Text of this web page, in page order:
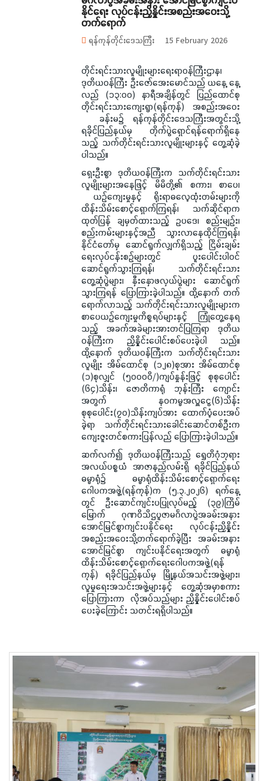
နိုင်ရေး လုပ်ငန်းညှိနှိုင်းအစည်းအဝေးသို့
တက်ရောက်
ရန်ကုန်တိုင်းဒေသကြီး 15 February 2026
တိုင်းရင်းသားလူမျိုးများရေးရာဝန်ကြီးဌာန၊
ဒုတိယဝန်ကြီး ဦးဇော်အေးမောင်သည် ယနေ့ နေ့
လည် (၁၃:၀၀) နာရီအချိန်တွင် ပြည်ထောင်စု
တိုင်းရင်းသားကျေးရွာ(ရန်ကုန်) အစည်းအဝေး
ခန်းမ၌ ရန်ကုန်တိုင်းဒေသကြီးအတွင်းသို့
ရခိုင်ပြည်နယ်မှ တိုက်ပွဲရှောင်ရန်ရောက်ရှိနေ
သည့် သက်တိုင်းရင်းသားလူမျိုးများနှင့် တွေ့ဆုံခဲ့
ပါသည်။
ရှေးဦးစွာ ဒုတိယဝန်ကြီးက သက်တိုင်းရင်းသား
လူမျိုးများအနေဖြင့် မိမိတို့၏ စကား၊ စာပေ၊
ယဉ်ကျေးမှုနှင့် ရိုးရာဓလေ့ထုံးတမ်းများကို
ထိန်းသိမ်းစောင့်ရှောက်ကြရန်၊ သက်ဆိုင်ရာက
ထုတ်ပြန် ချမှတ်ထားသည့် ဥပဒေ၊ စည်းမျဉ်း၊
စည်းကမ်းများနှင့်အညီ သွားလာနေထိုင်ကြရန်၊
နိုင်ငံတော်မှ ဆောင်ရွက်လျှက်ရှိသည့် ငြိမ်းချမ်း
ရေးလုပ်ငန်းစဉ်များတွင် ပူးပေါင်းပါဝင်
ဆောင်ရွက်သွားကြရန်၊ သက်တိုင်းရင်းသား
တွေ့ဆုံပွဲများ၊ နှီးနှောဖလှယ်ပွဲများ ဆောင်ရွက်
သွားကြရန် ပြောကြားခဲ့ပါသည်။ ထို့နောက် တက်
ရောက်လာသည့် သက်တိုင်းရင်းသားလူမျိုးများက
စာပေယဉ်ကျေးမှုကိစ္စရပ်များနှင့် ကြုံတွေ့နေရ
သည့် အခက်အခဲများအားတင်ပြကြရာ ဒုတိယ
ဝန်ကြီးက ညှိနှိုင်းပေါင်းစပ်ပေးခဲ့ပါ သည်။
ထို့နောက် ဒုတိယဝန်ကြီးက သက်တိုင်းရင်းသား
လူမျိုး အိမ်ထောင်စု (၁၂၈)စုအား အိမ်ထောင်စု
(၁)စုလျှင် (၅၀၀၀၀ိ/)ကျပ်နှုန်းဖြင့် စုစုပေါင်း
(၆၄)သိန်း၊ ဇောတိကာရုံ ဘုန်းကြီး ကျောင်း
အတွက် နဝကမ္မအလှူငွေ(၆)သိန်း
စုစုပေါင်း(၇၀)သိန်းကျပ်အား ထောက်ပံ့ပေးအပ်
ခဲ့ရာ သက်တိုင်းရင်းသားခေါင်းဆောင်တစ်ဦးက
ကျေးဇူးတင်စကားပြန်လည် ပြောကြားခဲ့ပါသည်။
ဆက်လက်၍ ဒုတိယဝန်ကြီးသည် ရွှေတိဂုံဘုရား
အလယ်ပစ္စယံ အာဇာနည်လမ်းရှိ ရခိုင်ပြည်နယ်
ဓမ္မာရုံ၌ ဓမ္မာရုံထိန်းသိမ်းစောင့်ရှောက်ရေး
ဂေါပကအဖွဲ့(ရန်ကုန်)က (၅.၃.၂၀၂၆) ရက်နေ့
တွင် ဦးဆောင်ကျင်းပပြုလုပ်မည့် (၃၉)ကြိမ်
မြောက် ဂုဏဝိသိဌပူဇာမင်္ဂလာပွဲအခမ်းအနား
အောင်မြင်စွာကျင်းပနိုင်ရေး လုပ်ငန်းညှိနှိုင်း
အစည်းအဝေးသို့တက်ရောက်ခဲ့ပြီး အခမ်းအနား
အောင်မြင်စွာ ကျင်းပနိုင်ရေးအတွက် ဓမ္မာရုံ
ထိန်းသိမ်းစောင့်ရှောက်ရေးဂေါပကအဖွဲ့(ရန်
ကုန်) ရခိုင်ပြည်နယ်မှ မြို့နယ်အသင်းအဖွဲ့များ၊
လူမှုရေးအသင်းအဖွဲ့များနှင့် တွေ့ဆုံအမှာစကား
ပြောကြားကာ လိုအပ်သည်များ ညှိနှိုင်းပေါင်းစပ်
ပေးခဲ့ကြောင်း သတင်းရရှိပါသည်။